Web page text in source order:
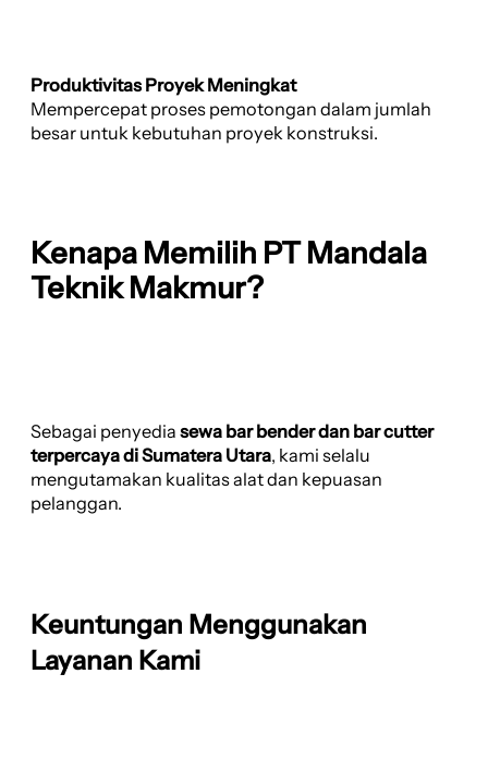
Produktivitas Proyek Meningkat
Mempercepat proses pemotongan dalam jumlah
besar untuk kebutuhan proyek konstruksi.
Kenapa Memilih PT Mandala
Teknik Makmur?
Sebagai penyedia sewa bar bender dan bar cutter
terpercaya di Sumatera Utara, kami selalu
mengutamakan kualitas alat dan kepuasan
pelanggan.
Keuntungan Menggunakan
Layanan Kami